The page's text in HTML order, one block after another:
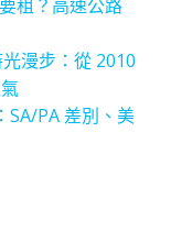
租？高速公路
漫步：從 2010
SA/PA 差別、美